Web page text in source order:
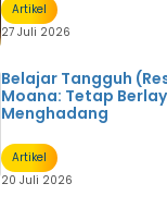
Artikel
27 Juli 2026
Belajar Tangguh
Moana: Tetap
Menghadang
Artikel
20 Juli 2026